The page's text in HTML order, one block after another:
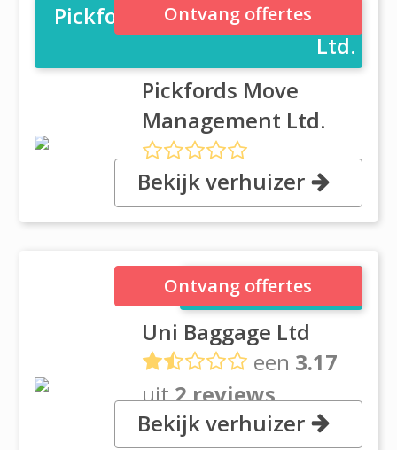
Pickfords Move Management
Ltd.
Pickfords Move
Management Ltd.
, 2-10 Duncrue Road, BT39BN
Belfast
Ontvang offertes
Bekijk verhuizer
Uni Baggage Ltd
Uni Baggage Ltd
een 3.17
uit2 reviews
, 85 Sydenham Rd, BT3 9DJ
Belfast
Ontvang offertes
Bekijk verhuizer